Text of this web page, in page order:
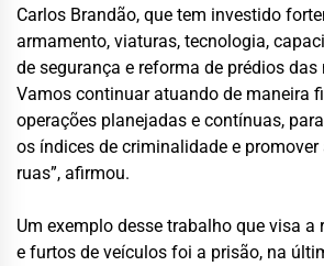
Carlos Brandão, que tem investido
armamento, viaturas, tecnologia,
de segurança e reforma de prédios
Vamos continuar atuando de maneira
operações planejadas e contínuas,
os índices de criminalidade e
ruas”, afirmou.
Um exemplo desse trabalho que visa a
e furtos de veículos foi a prisão, na